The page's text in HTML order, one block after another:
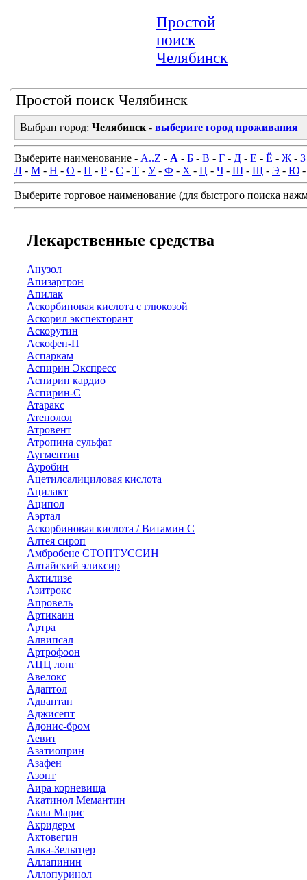
Простой
поиск
Челябинск
Простой поиск Челябинск
Выбран город: Челябинск - выберите город проживания
Выберите наименование - A..Z - А - Б - В - Г - Д - Е - Ё - Ж - З
Л - М - Н - О - П - Р - С - Т - У- Ф - Х - Ц - Ч - Ш - Щ - Э - Ю
Выберите торговое наименование (для быстрого поиска
Лекарственные средства
Анузол
Апизартрон
Апилак
Аскорбиновая кислота с глюкозой
Аскорил экспекторант
Аскорутин
Аскофен-П
Аспаркам
Аспирин Экспресс
Аспирин кардио
Аспирин-С
Атаракс
Атенолол
Атровент
Атропина сульфат
Аугментин
Ауробин
Ацетилсалициловая кислота
Ацилакт
Аципол
Аэртал
Аскорбиновая кислота / Витамин С
Алтея сироп
Амбробене СТОПТУССИН
Алтайский эликсир
Актилизе
Азитрокс
Апровель
Артикаин
Артра
Алвипсал
Артрофоон
АЦЦ лонг
Авелокс
Адаптол
Адвантан
Аджисепт
Адонис-бром
Аевит
Азатиоприн
Азафен
Азопт
Аира корневища
Акатинол Мемантин
Аква Марис
Акридерм
Актовегин
Алка-Зельтцер
Аллапинин
Аллопуринол